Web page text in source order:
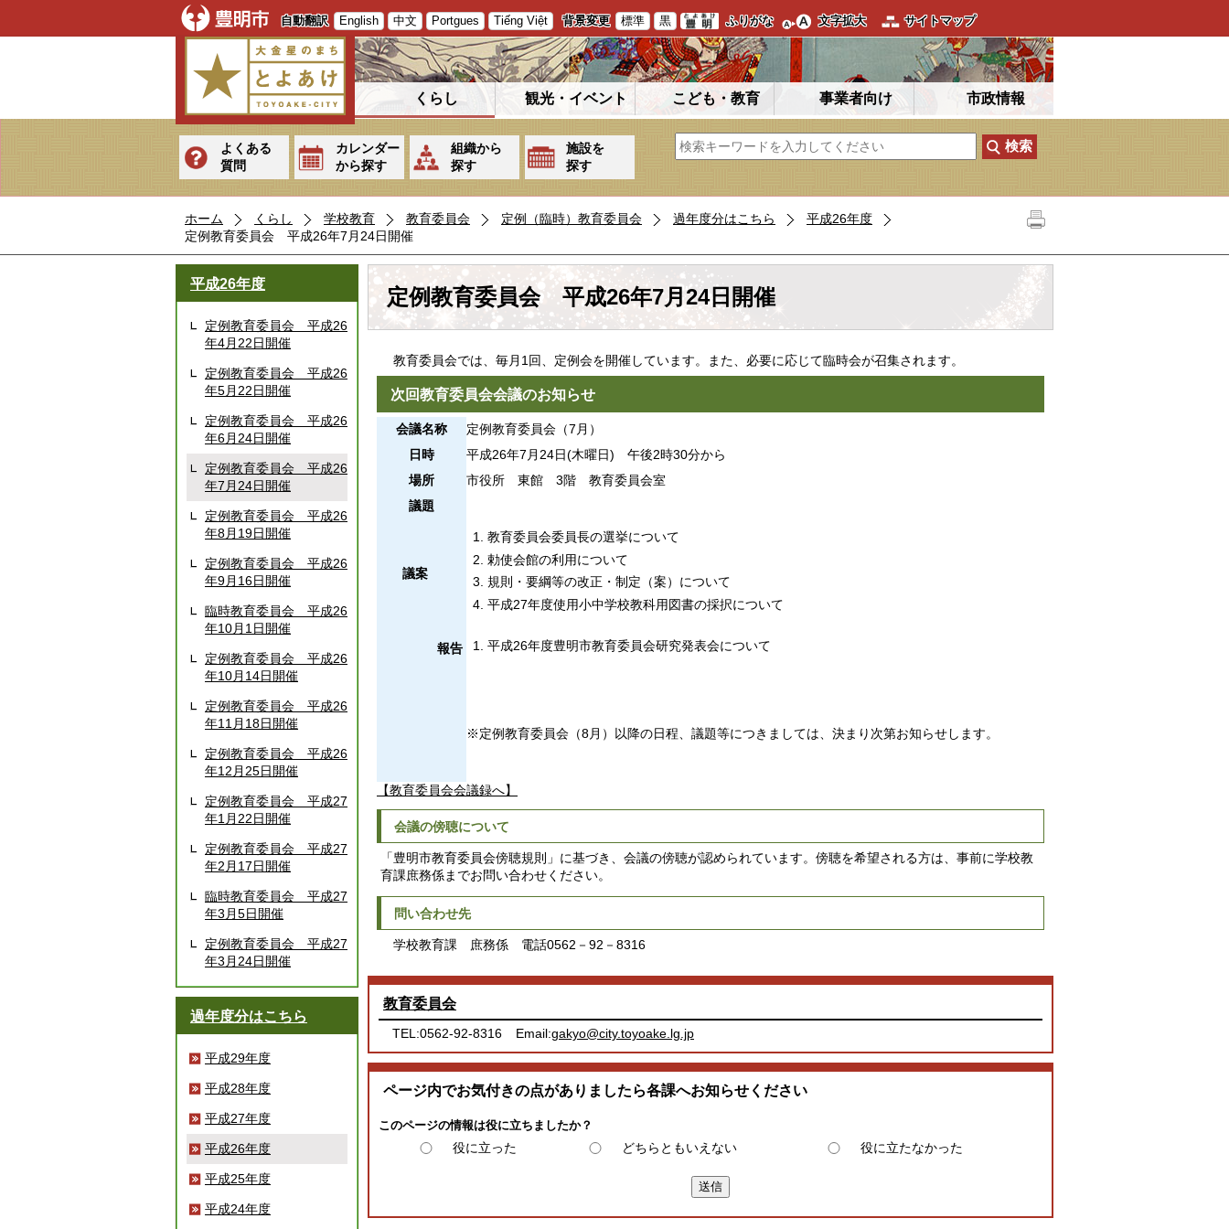
自動翻訳 English 中文 Portgues Tiếng Việt 背景変更 標準 黒 ふりがな 文字拡大 サイトマップ
くらし 観光・イベント こども・教育 事業者向け 市政情報
よくある
質問
カレンダー
から探す
組織から
探す
施設を
探す
ホーム くらし 学校教育 教育委員会 定例（臨時）教育委員会 過年度分はこちら
平成26年度
定例教育委員会 平成26年7月24日開催
平成26年度
定例教育委員会 平成26
年4月22日開催
定例教育委員会 平成26
年5月22日開催
定例教育委員会 平成26
年6月24日開催
定例教育委員会 平成26
年7月24日開催
定例教育委員会 平成26
年8月19日開催
定例教育委員会 平成26
年9月16日開催
臨時教育委員会 平成26
年10月1日開催
定例教育委員会 平成26
年10月14日開催
定例教育委員会 平成26
年11月18日開催
定例教育委員会 平成26
年12月25日開催
定例教育委員会 平成27
年1月22日開催
定例教育委員会 平成27
年2月17日開催
臨時教育委員会 平成27
年3月5日開催
定例教育委員会 平成27
年3月24日開催
過年度分はこちら
平成29年度
平成28年度
平成27年度
平成26年度
平成25年度
平成24年度
定例教育委員会 平成26年7月24日開催
教育委員会では、毎月1回、定例会を開催しています。また、必要に応じて臨時会が召集されます。
次回教育委員会会議のお知らせ
会議名称
定例教育委員会（7月）
日時
平成26年7月24日(木曜日) 午後2時30分から
場所
市役所 東館 3階 教育委員会室
議題
議案
教育委員会委員長の選挙について
勅使会館の利用について
規則・要綱等の改正・制定（案）について
平成27年度使用小中学校教科用図書の採択について
報告 平成26年度豊明市教育委員会研究発表会について
※定例教育委員会（8月）以降の日程、議題等につきましては、決まり次第お知らせします。
【教育委員会会議録へ】
会議の傍聴について
「豊明市教育委員会傍聴規則」に基づき、会議の傍聴が認められています。傍聴を希望される方は、事前に学校教
育課庶務係までお問い合わせください。
問い合わせ先
学校教育課 庶務係 電話0562－92－8316
教育委員会
TEL:0562-92-8316 Email:gakyo@city.toyoake.lg.jp
ページ内でお気付きの点がありましたら各課へお知らせください
このページの情報は役に立ちましたか？
役に立った どちらともいえない 役に立たなかった